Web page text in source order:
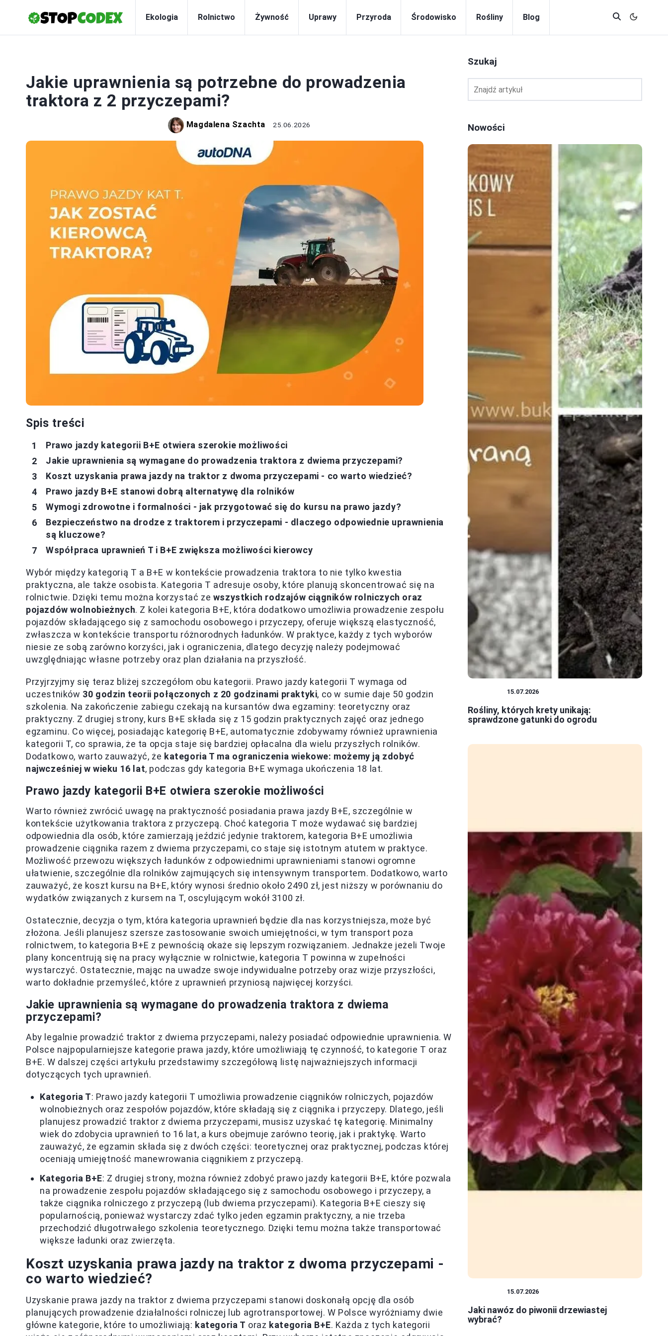
Ekologia Rolnictwo Żywność Uprawy Przyroda Środowisko Rośliny Blog
Jakie uprawnienia są potrzebne do prowadzenia
traktora z 2 przyczepami?
Magdalena Szachta 25.06.2026
Spis treści
Prawo jazdy kategorii B+E otwiera szerokie możliwości
Jakie uprawnienia są wymagane do prowadzenia traktora z dwiema przyczepami?
Koszt uzyskania prawa jazdy na traktor z dwoma przyczepami - co warto wiedzieć?
Prawo jazdy B+E stanowi dobrą alternatywę dla rolników
Wymogi zdrowotne i formalności - jak przygotować się do kursu na prawo jazdy?
Bezpieczeństwo na drodze z traktorem i przyczepami - dlaczego odpowiednie uprawnienia
są kluczowe?
Współpraca uprawnień T i B+E zwiększa możliwości kierowcy
Wybór między kategorią T a B+E w kontekście prowadzenia traktora to nie tylko kwestia
praktyczna, ale także osobista. Kategoria T adresuje osoby, które planują skoncentrować się na
rolnictwie. Dzięki temu można korzystać ze wszystkich rodzajów ciągników rolniczych oraz
pojazdów wolnobieżnych. Z kolei kategoria B+E, która dodatkowo umożliwia prowadzenie zespołu
pojazdów składającego się z samochodu osobowego i przyczepy, oferuje większą elastyczność,
zwłaszcza w kontekście transportu różnorodnych ładunków. W praktyce, każdy z tych wyborów
niesie ze sobą zarówno korzyści, jak i ograniczenia, dlatego decyzję należy podejmować
uwzględniając własne potrzeby oraz plan działania na przyszłość.
Przyjrzyjmy się teraz bliżej szczegółom obu kategorii. Prawo jazdy kategorii T wymaga od
uczestników 30 godzin teorii połączonych z 20 godzinami praktyki, co w sumie daje 50 godzin
szkolenia. Na zakończenie zabiegu czekają na kursantów dwa egzaminy: teoretyczny oraz
praktyczny. Z drugiej strony, kurs B+E składa się z 15 godzin praktycznych zajęć oraz jednego
egzaminu. Co więcej, posiadając kategorię B+E, automatycznie zdobywamy również uprawnienia
kategorii T, co sprawia, że ta opcja staje się bardziej opłacalna dla wielu przyszłych rolników.
Dodatkowo, warto zauważyć, że kategoria T ma ograniczenia wiekowe: możemy ją zdobyć
najwcześniej w wieku 16 lat, podczas gdy kategoria B+E wymaga ukończenia 18 lat.
Prawo jazdy kategorii B+E otwiera szerokie możliwości
Warto również zwrócić uwagę na praktyczność posiadania prawa jazdy B+E, szczególnie w
kontekście użytkowania traktora z przyczepą. Choć kategoria T może wydawać się bardziej
odpowiednia dla osób, które zamierzają jeździć jedynie traktorem, kategoria B+E umożliwia
prowadzenie ciągnika razem z dwiema przyczepami, co staje się istotnym atutem w praktyce.
Możliwość przewozu większych ładunków z odpowiednimi uprawnieniami stanowi ogromne
ułatwienie, szczególnie dla rolników zajmujących się intensywnym transportem. Dodatkowo, warto
zauważyć, że koszt kursu na B+E, który wynosi średnio około 2490 zł, jest niższy w porównaniu do
wydatków związanych z kursem na T, oscylującym wokół 3100 zł.
Ostatecznie, decyzja o tym, która kategoria uprawnień będzie dla nas korzystniejsza, może być
złożona. Jeśli planujesz szersze zastosowanie swoich umiejętności, w tym transport poza
rolnictwem, to kategoria B+E z pewnością okaże się lepszym rozwiązaniem. Jednakże jeżeli Twoje
plany koncentrują się na pracy wyłącznie w rolnictwie, kategoria T powinna w zupełności
wystarczyć. Ostatecznie, mając na uwadze swoje indywidualne potrzeby oraz wizje przyszłości,
warto dokładnie przemyśleć, które z uprawnień przyniosą najwięcej korzyści.
Jakie uprawnienia są wymagane do prowadzenia traktora z dwiema
przyczepami?
Aby legalnie prowadzić traktor z dwiema przyczepami, należy posiadać odpowiednie uprawnienia. W
Polsce najpopularniejsze kategorie prawa jazdy, które umożliwiają tę czynność, to kategorie T oraz
B+E. W dalszej części artykułu przedstawimy szczegółową listę najważniejszych informacji
dotyczących tych uprawnień.
Kategoria T: Prawo jazdy kategorii T umożliwia prowadzenie ciągników rolniczych, pojazdów
wolnobieżnych oraz zespołów pojazdów, które składają się z ciągnika i przyczepy. Dlatego, jeśli
planujesz prowadzić traktor z dwiema przyczepami, musisz uzyskać tę kategorię. Minimalny
wiek do zdobycia uprawnień to 16 lat, a kurs obejmuje zarówno teorię, jak i praktykę. Warto
zauważyć, że egzamin składa się z dwóch części: teoretycznej oraz praktycznej, podczas której
oceniają umiejętność manewrowania ciągnikiem z przyczepą.
Kategoria B+E: Z drugiej strony, można również zdobyć prawo jazdy kategorii B+E, które pozwala
na prowadzenie zespołu pojazdów składającego się z samochodu osobowego i przyczepy, a
także ciągnika rolniczego z przyczepą (lub dwiema przyczepami). Kategoria B+E cieszy się
popularnością, ponieważ wystarczy zdać tylko jeden egzamin praktyczny, a nie trzeba
przechodzić długotrwałego szkolenia teoretycznego. Dzięki temu można także transportować
większe ładunki oraz zwierzęta.
Koszt uzyskania prawa jazdy na traktor z dwoma przyczepami -
co warto wiedzieć?
Uzyskanie prawa jazdy na traktor z dwiema przyczepami stanowi doskonałą opcję dla osób
planujących prowadzenie działalności rolniczej lub agrotransportowej. W Polsce wyróżniamy dwie
główne kategorie, które to umożliwiają: kategoria T oraz kategoria B+E. Każda z tych kategorii
Szukaj
Nowości
15.07.2026
Rośliny, których krety unikają:
sprawdzone gatunki do ogrodu
15.07.2026
Jaki nawóz do piwonii drzewiastej
wybrać?